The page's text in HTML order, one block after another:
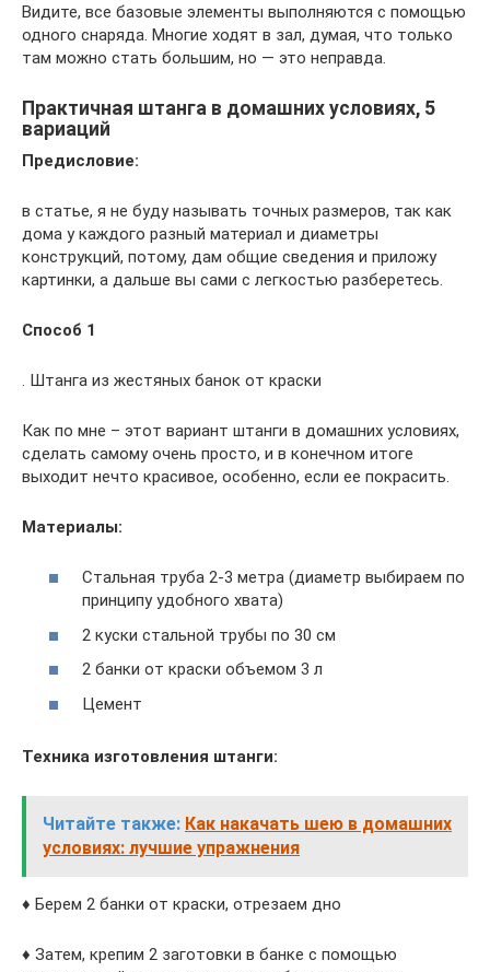
Видите, все базовые элементы выполняются с помощью
одного снаряда. Многие ходят в зал, думая, что только
там можно стать большим, но — это неправда.
Практичная штанга в домашних условиях, 5
вариаций
Предисловие:
в статье, я не буду называть точных размеров, так как
дома у каждого разный материал и диаметры
конструкций, потому, дам общие сведения и приложу
картинки, а дальше вы сами с легкостью разберетесь.
Способ 1
. Штанга из жестяных банок от краски
Как по мне – этот вариант штанги в домашних условиях,
сделать самому очень просто, и в конечном итоге
выходит нечто красивое, особенно, если ее покрасить.
Материалы:
Стальная труба 2-3 метра (диаметр выбираем по
принципу удобного хвата)
2 куски стальной трубы по 30 см
2 банки от краски объемом 3 л
Цемент
Техника изготовления штанги:
Читайте также: Как накачать шею в домашних
условиях: лучшие упражнения
♦ Берем 2 банки от краски, отрезаем дно
♦ Затем, крепим 2 заготовки в банке с помощью